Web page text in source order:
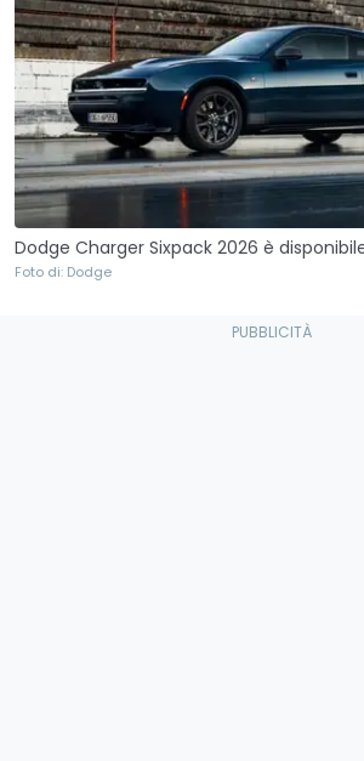
Dodge Charger Sixpack 2026 è
Foto di: Dodge